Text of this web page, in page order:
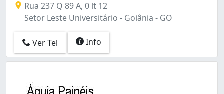
Rua 237 Q 89 A, 0 lt 12
Setor Leste Universitário - Goiânia - GO
Ver Tel Info